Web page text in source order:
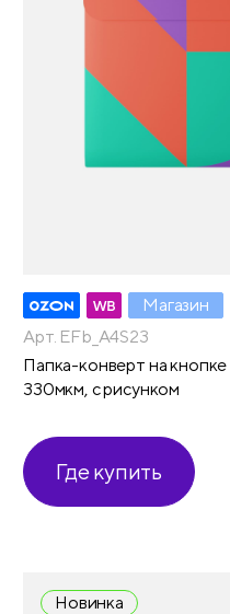
Магазин
Арт. EFb_A4S23
Папка-конверт на
330мкм, с рисунком
Где купить
Новинка